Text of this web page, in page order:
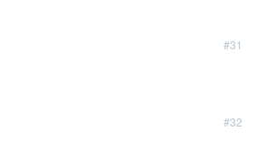
#31
#32